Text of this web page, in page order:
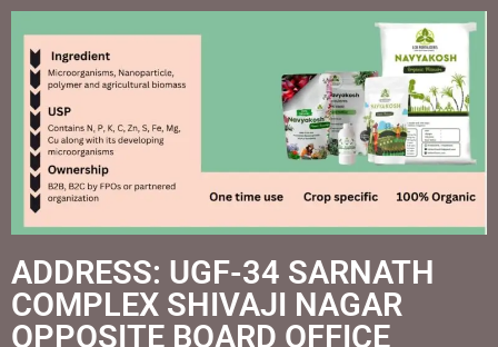
ADDRESS: UGF-34 SARNATH
COMPLEX SHIVAJI NAGAR
OPPOSITE BOARD OFFICE